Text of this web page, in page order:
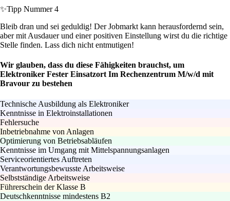
✨Tipp Nummer 4
Bleib dran und sei geduldig! Der Jobmarkt kann herausfordernd sein,
aber mit Ausdauer und einer positiven Einstellung wirst du die richtige
Stelle finden. Lass dich nicht entmutigen!
Wir glauben, dass du diese Fähigkeiten brauchst, um
Elektroniker Fester Einsatzort Im Rechenzentrum M/w/d mit
Bravour zu bestehen
Technische Ausbildung als Elektroniker
Kenntnisse in Elektroinstallationen
Fehlersuche
Inbetriebnahme von Anlagen
Optimierung von Betriebsabläufen
Kenntnisse im Umgang mit Mittelspannungsanlagen
Serviceorientiertes Auftreten
Verantwortungsbewusste Arbeitsweise
Selbstständige Arbeitsweise
Führerschein der Klasse B
Deutschkenntnisse mindestens B2